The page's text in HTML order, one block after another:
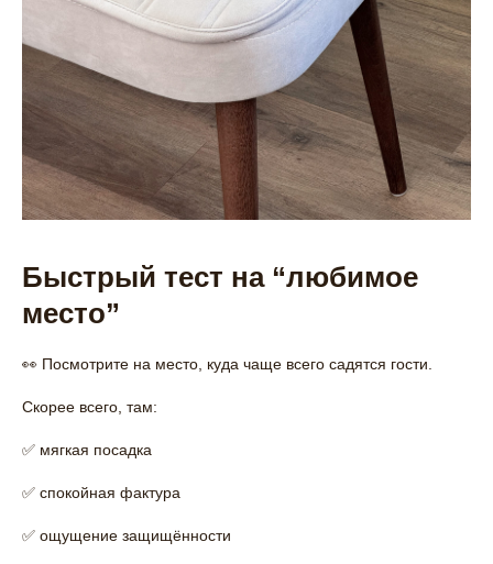
Быстрый тест на “любимое
место”
👀 Посмотрите на место, куда чаще всего садятся гости.
Скорее всего, там:
✅ мягкая посадка
✅ спокойная фактура
✅ ощущение защищённости